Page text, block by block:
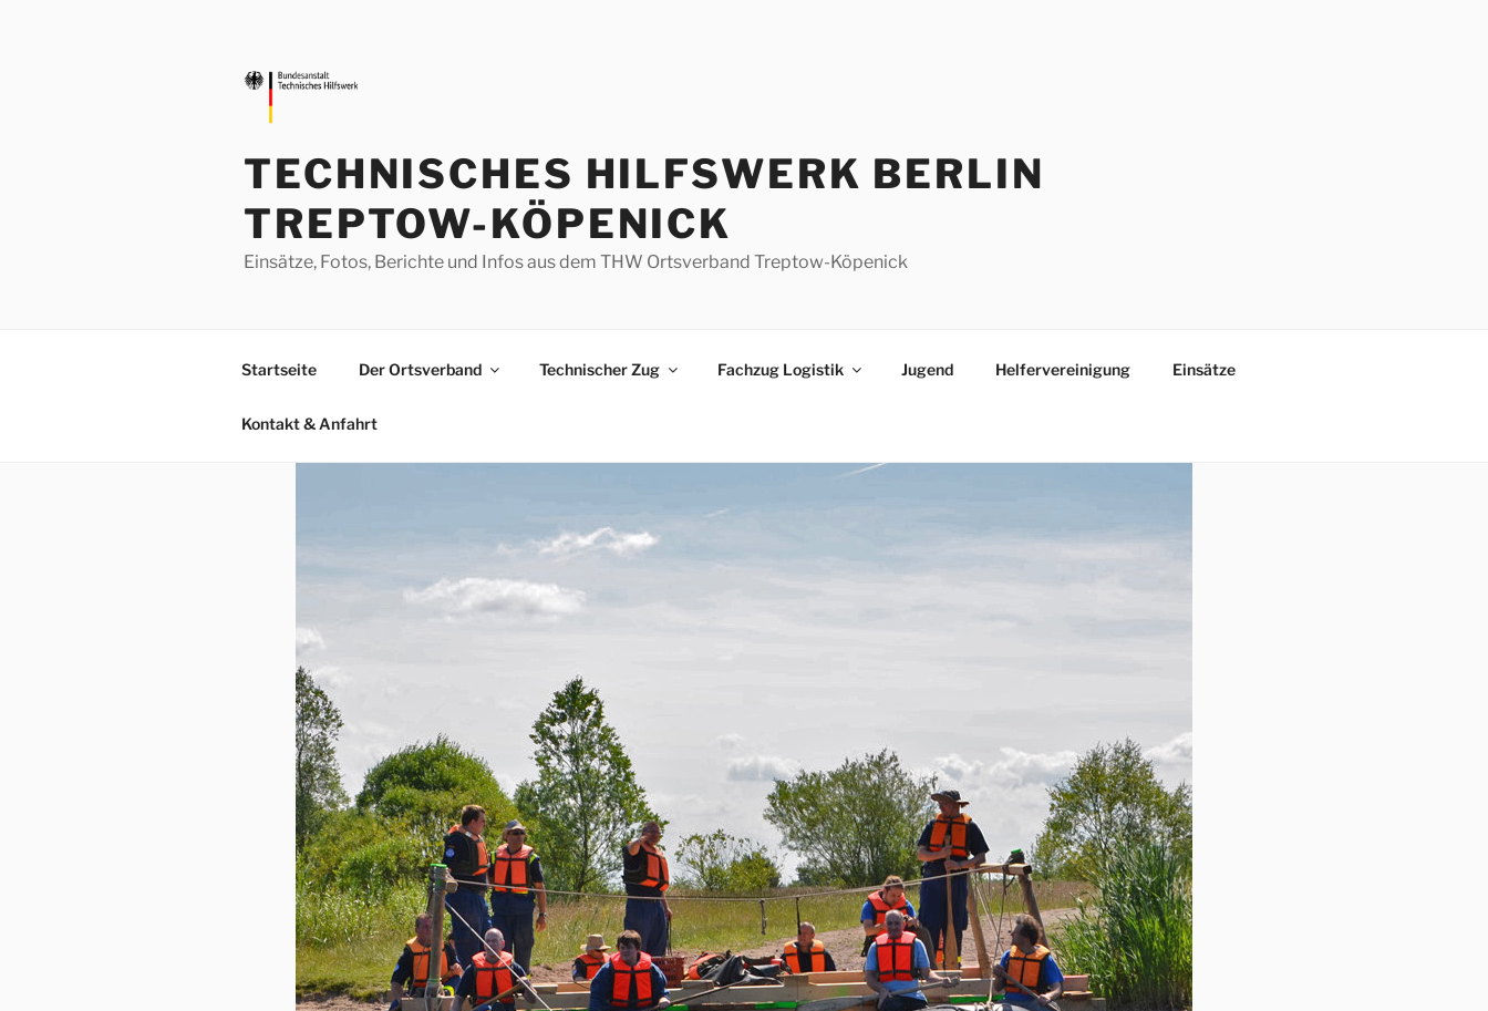
TECHNISCHES HILFSWERK BERLIN
TREPTOW-KÖPENICK
Einsätze, Fotos, Berichte und Infos aus dem THW Ortsverband Treptow-Köpenick
Startseite Der Ortsverband Technischer Zug Fachzug Logistik Jugend Helfervereinigung Einsätze
Kontakt & Anfahrt